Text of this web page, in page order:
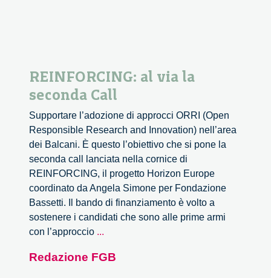
REINFORCING: al via la
seconda Call
Supportare l’adozione di approcci ORRI (Open
Responsible Research and Innovation) nell’area
dei Balcani. È questo l’obiettivo che si pone la
seconda call lanciata nella cornice di
REINFORCING, il progetto Horizon Europe
coordinato da Angela Simone per Fondazione
Bassetti. Il bando di finanziamento è volto a
sostenere i candidati che sono alle prime armi
con l’approccio ...
via
Redazione FGB